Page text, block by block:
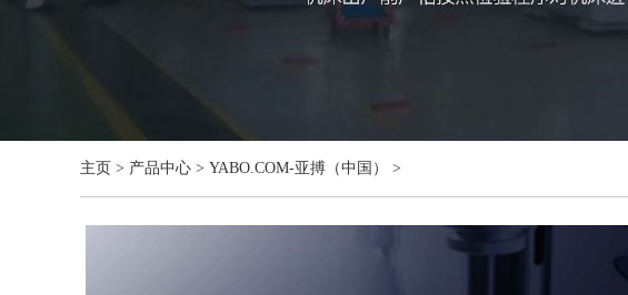
主页 > 产品中心 > YABO.COM-亚搏（中国） >